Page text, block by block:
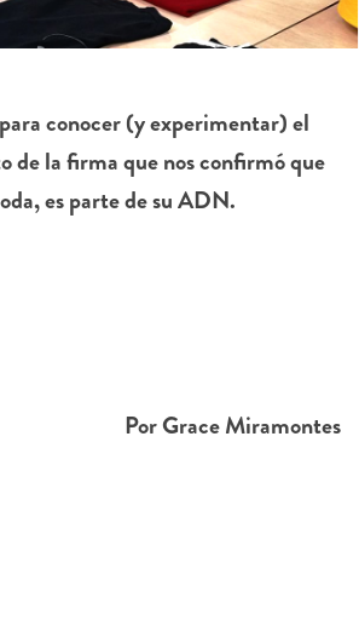
conocer (y experimentar) el
de la firma que nos confirmó que
es parte de su ADN.
Por Grace Miramontes